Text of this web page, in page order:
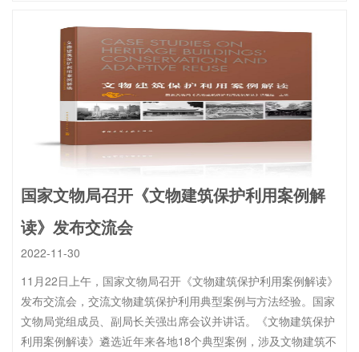
国家文物局召开《文物建筑保护利用案例解
读》发布交流会
2022-11-30
11月22日上午，国家文物局召开《文物建筑保护利用案例解读》
发布交流会，交流文物建筑保护利用典型案例与方法经验。国家
文物局党组成员、副局长关强出席会议并讲话。《文物建筑保护
利用案例解读》遴选近年来各地18个典型案例，涉及文物建筑不